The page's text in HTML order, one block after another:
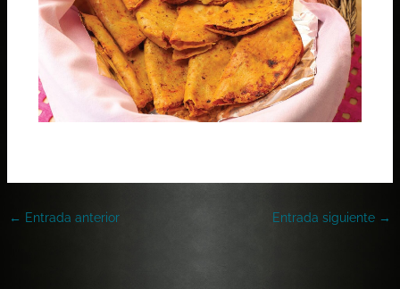
← Entrada anterior Entrada siguiente →